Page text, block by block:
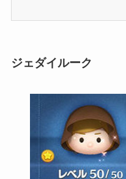
ジェダイルーク